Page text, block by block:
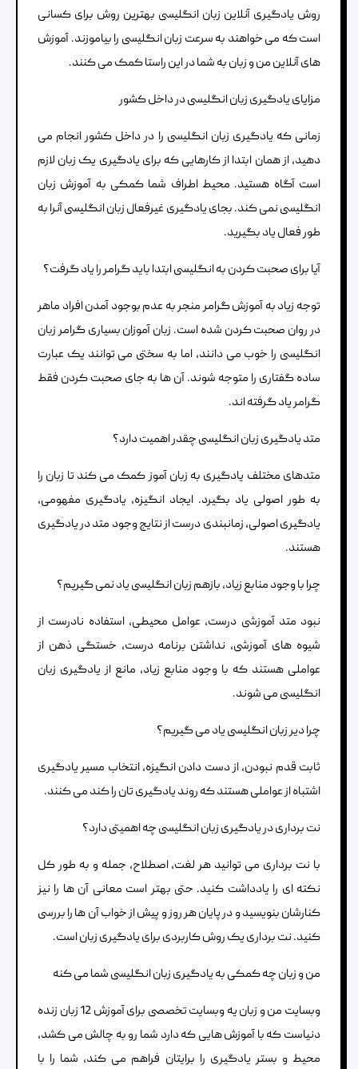
روش یادگیری آنلاین زبان انگلیسی بهترین روش برای کسانی
است که می خواهند به سرعت زبان انگلیسی را بیاموزند. آموزش
های آنلاین من و زبان به شما در این راستا کمک می کنند.
مزایای یادگیری زبان انگلیسی در داخل کشور
زمانی که یادگیری زبان انگلیسی را در داخل کشور انجام می
دهید، از همان ابتدا از کارهایی که برای یادگیری یک زبان لازم
است آگاه هستید. محیط اطراف شما کمکی به آموزش زبان
انگلیسی نمی کند. بجای یادگیری غیرفعال زبان انگلیسی آنرا به
طور فعال یاد بگیرید.
آیا برای صحبت کردن به انگلیسی ابتدا باید گرامر را یاد گرفت؟
توجه زیاد به آموزش گرامر منجر به عدم بوجود آمدن افراد ماهر
در روان صحبت کردن شده است. زبان آموزان بسیاری گرامر زبان
انگلیسی را خوب می دانند، اما به سختی می توانند یک عبارت
ساده گفتاری را متوجه شوند. آن ها به جای صحبت کردن فقط
گرامر یاد گرفته اند.
متد یادگیری زبان انگلیسی چقدر اهمیت دارد؟
متدهای مختلف یادگیری به زبان آموز کمک می کند تا زبان را
به طور اصولی یاد بگیرد. ایجاد انگیزه، یادگیری مفهومی،
یادگیری اصولی، زمانبندی درست از نتایج وجود متد در یادگیری
هستند.
چرا با وجود منابع زیاد، بازهم زبان انگلیسی یاد نمی گیریم؟
نبود متد آموزشی درست، عوامل محیطی، استفاده نادرست از
شیوه های آموزشی، نداشتن برنامه درست، خستگی ذهن از
عواملی هستند که با وجود منابع زیاد، مانع از یادگیری زبان
انگلیسی می شوند.
چرا دیر زبان انگلیسی یاد می گیریم؟
ثابت قدم نبودن، از دست دادن انگیزه، انتخاب مسیر یادگیری
اشتباه از عواملی هستند که روند یادگیری تان را کند می کنند.
نت برداری در یادگیری زبان انگلیسی چه اهمیتی دارد؟
با نت برداری می توانید هر لغت، اصطلاح، جمله و به طور کل
نکته ای را یادداشت کنید. حتی بهتر است معانی آن ها را نیز
کنارشان بنویسید و در پایان هر روز و پیش از خواب آن ها را بررسی
کنید. نت برداری یک روش کاربردی برای یادگیری زبان است.
من و زبان چه کمکی به یادگیری زبان انگلیسی شما می کنه
وبسایت من و زبان یه وبسایت تخصصی برای آموزش 12 زبان زنده
دنیاست که با آموزش هایی که دارد شما رو به چالش می کشد،
محیط و بستر یادگیری را برایتان فراهم می کند، شما را با